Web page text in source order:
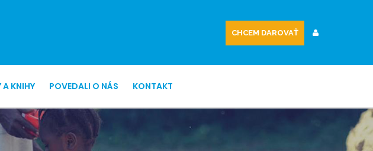
CHCEM DAROVAŤ
A KNIHY POVEDALI O NÁS KONTAKT